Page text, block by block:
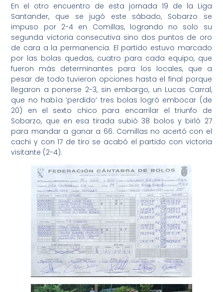
En el otro encuentro de esta jornada 19 de la Liga
Santander, que se jugó este sábado, Sobarzo se
impuso por 2-4 en Comillas, logrando no solo su
segunda victoria consecutiva sino dos puntos de oro
de cara a la permanencia. El partido estuvo marcado
por las bolas quedas, cuatro para cada equipo, que
fueron más determinantes para los locales, que a
pesar de todo tuvieron opciones hasta el final porque
llegaron a ponerse 2-3, sin embargo, un Lucas Carral,
que no había ‘perdido’ tres bolas logró embocar (de
20) en el sexto chico para encarrilar el triunfo de
Sobarzo, que en esa tirada subió 38 bolos y birló 27
para mandar a ganar a 66. Comillas no acertó con el
cachi y con 17 de tiro se acabó el partido con victoria
visitante (2-4).